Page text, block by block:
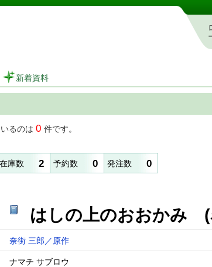
蔵書検索・予約システム
新着資料
るのは 0 件です。
在庫数 2 予約数 0 発注数 0
はしの上のおおか
奈街 三郎／原作
ナマチ サブロウ